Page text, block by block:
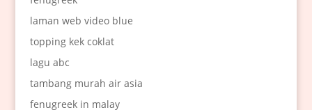
laman web video blue
topping kek coklat
lagu abc
tambang murah air asia
fenugreek in malay